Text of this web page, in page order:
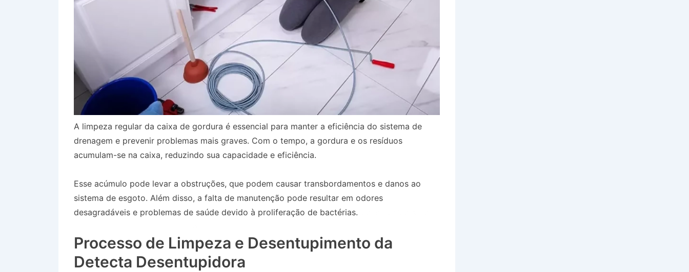
A limpeza regular da caixa de gordura é essencial para manter a eficiência do sistema de
drenagem e prevenir problemas mais graves. Com o tempo, a gordura e os resíduos
acumulam-se na caixa, reduzindo sua capacidade e eficiência.
Esse acúmulo pode levar a obstruções, que podem causar transbordamentos e danos ao
sistema de esgoto. Além disso, a falta de manutenção pode resultar em odores
desagradáveis e problemas de saúde devido à proliferação de bactérias.
Processo de Limpeza e Desentupimento da
Detecta Desentupidora